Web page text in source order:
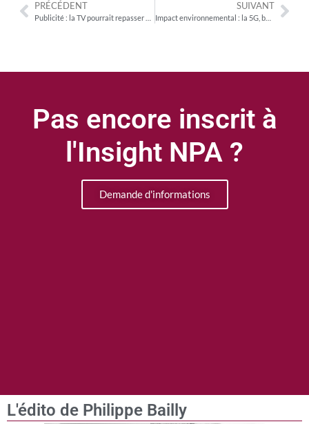
PRÉCÉDENT SUIVANT
Impact environnemental : la 5G, bouc émissaire du numérique sur les émissions de gaz à effet de serre
Pas encore inscrit à
l'Insight NPA ?
Demande d'informations
L'édito de Philippe Bailly